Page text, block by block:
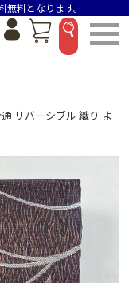
料となります。
リバーシブル 織り よ